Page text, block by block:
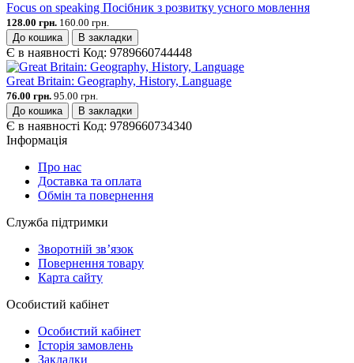
Focus on speaking Посібник з розвитку усного мовлення
128.00 грн. 160.00 грн.
До кошика
В закладки
Є в наявності Код: 9789660744448
Great Britain: Geography, History, Language
76.00 грн. 95.00 грн.
До кошика
В закладки
Є в наявності Код: 9789660734340
Інформація
Про нас
Доставка та оплата
Обмін та повернення
Служба підтримки
Зворотній зв’язок
Повернення товару
Карта сайту
Особистий кабінет
Особистий кабінет
Історія замовлень
Закладки